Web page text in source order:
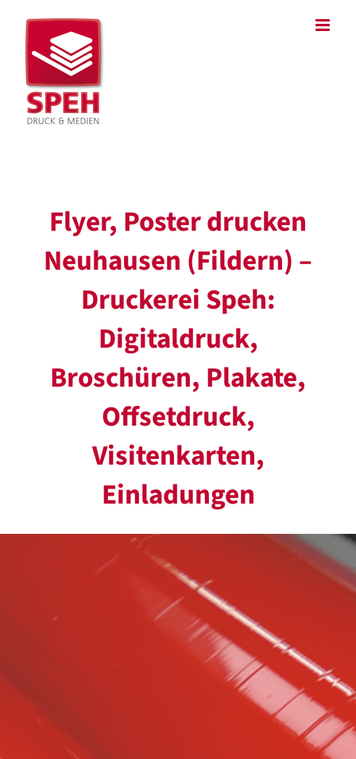
Inhalt
springen
Flyer, Poster drucken
Neuhausen (Fildern) –
Druckerei Speh:
Digitaldruck,
Broschüren, Plakate,
Offsetdruck,
Visitenkarten,
Einladungen